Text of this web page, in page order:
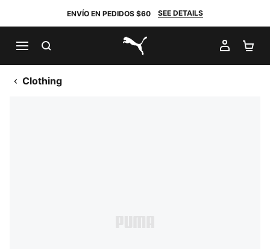
ENVÍO EN PEDIDOS $60 SEE DETAILS
PUMA.com
MI
Clothing